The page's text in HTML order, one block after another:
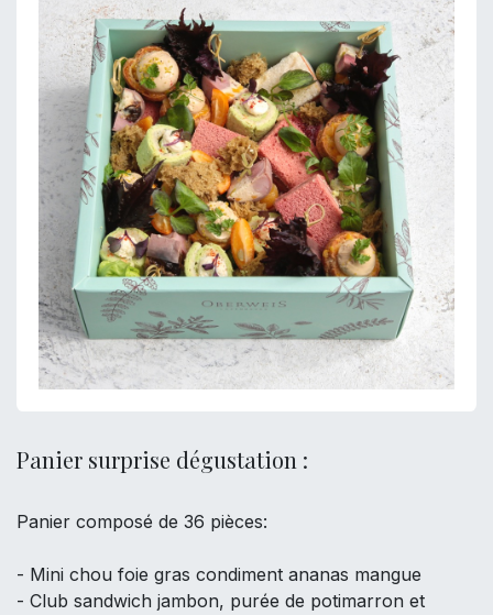
Panier surprise dégustation :
Panier composé de 36 pièces:
- Mini chou foie gras condiment ananas mangue
- Club sandwich jambon, purée de potimarron et